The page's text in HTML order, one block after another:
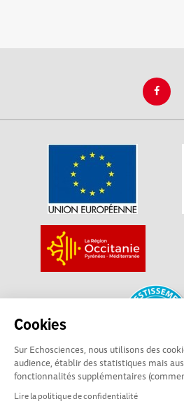
Cookies
Sur Echosciences, nous utilisons des
audience, établir des statistiques mais
fonctionnalités supplémentaires
Lire la politique de confidentialité
La plateforme Science(s) en
amateurs de sciences et de